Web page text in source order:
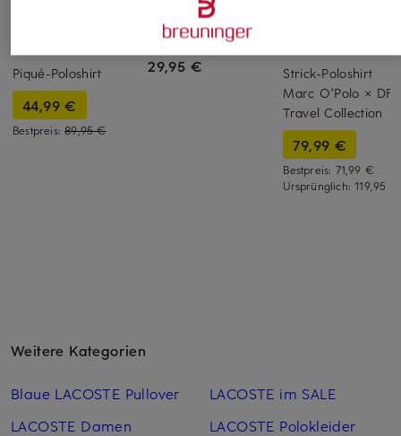
Piqué-Poloshirt
44,99 €
Bestpreis:89,95 €
Marc O'Polo
T-Shirt
29,95 €
Strick-Poloshirt
Marc O'Polo × DFB
Travel Collection
79,99 €
Bestpreis: 71,99 €
Ursprünglich:119,95 €
Weitere Kategorien
Blaue LACOSTE Pullover
LACOSTE Damen
LACOSTE im SALE
LACOSTE Polokleider